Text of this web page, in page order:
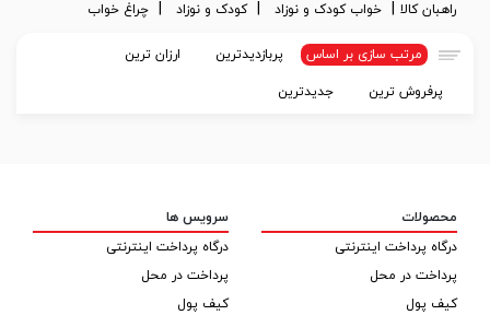
راهبان کالا خواب کودک و نوزاد کودک و نوزاد چراغ خواب
مرتب سازی بر اساس پربازدیدترین ارزان ترین
پرفروش ترین جدیدترین
محصولات
درگاه پرداخت اینترنتی
پرداخت در محل
کیف پول
سرویس ها
درگاه پرداخت اینترنتی
پرداخت در محل
کیف پول